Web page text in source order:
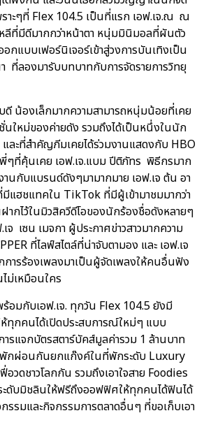
ราะๆที่ Flex 104.5 เป็นที่แรก เอฟ.เจ.ณ ณ
ลีที่มีดีมากกว่าหน้าตา หนุ่มมินิมอลที่ผันตัว
อกแบบเฟอร์นิเจอร์เข้าสู่วงการบันเทิงเป็น
ที่ลองมารับบทบาทกับการจัดรายการวิทยุ
ดี น้องเล็กมากความสามารถหนุ่มน้อยที่เคย
ชั่นใหม่ของค่ายดัง รวมถึงได้เป็นหนึ่งในนัก
และที่สำคัญภีมเคยได้ร่วมงานแสดงกับ HBO
ที่คุ้นเคย เอฟ.เจ.แบม ปีติภัทร พิธีกรมาก
านกับแบรนด์ดังๆมามากมาย เอฟ.เจ ต้น อา
ฮชแทคใน TikTok ที่มีผู้เข้ามาชมมากว่า
ากไว้ในมิวสิควีดีโอของนักร้องชื่อดังหลายๆ
จ เซน เมจกา ผู้ประกาศข่าวสาวมากความ
ที่ไลฟ์สไตล์ที่น่าจับตามอง และ เอฟ.เจ
ารร้องเพลงมาเป็นผู้จัดเพลงให้คนอื่นฟัง
ม่เหมือนใคร
อมกับเอฟ.เจ. ทุกวัน Flex 104.5 ยังมี
ทุกคนได้เปิดประสบการณ์ใหม่ๆ แบบ
รแจกบัตรสตาร์บัคส์มูลค่ารวม 1 ล้านบาท
พักผ่อนกันยกแก๊งค์ในที่พักระดับ Luxury
อวดชาวโลกกัน รวมถึงเอาใจสาย Foodies
ะดับมิชลินให้ฟรีถึงออฟฟิศให้ทุกคนได้ฟินได้
รมและกิจกรรมการตลาดอื่นๆ ที่ขอเก็บเอา